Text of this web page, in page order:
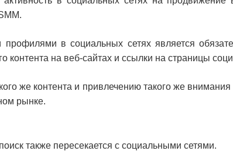
в социальных сетях является
контента на веб-сайтах и ссылки на страницы
же контента и привлечению такого же внимания
рынке.
также пересекается с социальными сетями.